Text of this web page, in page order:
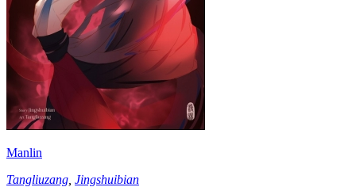
Manlin
Tangliuzang Jingshuibian